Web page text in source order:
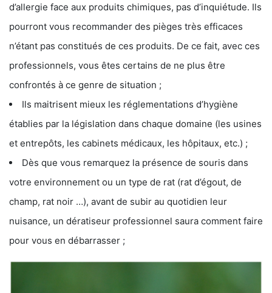
d’allergie face aux produits chimiques, pas d’inquiétude. Ils
pourront vous recommander des pièges très efficaces
n’étant pas constitués de ces produits. De ce fait, avec ces
professionnels, vous êtes certains de ne plus être
confrontés à ce genre de situation ;
Ils maitrisent mieux les réglementations d’hygiène
établies par la législation dans chaque domaine (les usines
et entrepôts, les cabinets médicaux, les hôpitaux, etc.) ;
Dès que vous remarquez la présence de souris dans
votre environnement ou un type de rat (rat d’égout, de
champ, rat noir …), avant de subir au quotidien leur
nuisance, un dératiseur professionnel saura comment faire
pour vous en débarrasser ;